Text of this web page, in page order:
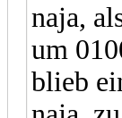
naja,
um
blieb